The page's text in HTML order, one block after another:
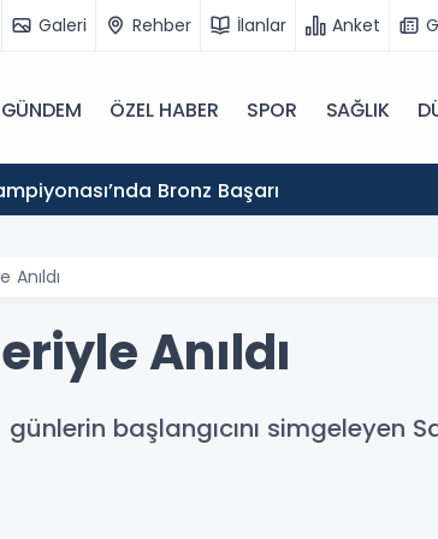
Galeri Rehber İlanlar Anket
GÜNDEM ÖZEL HABER SPOR SAĞLIK
Bronz Başarı
Anıldı
Anıldı
başlangıcını simgeleyen